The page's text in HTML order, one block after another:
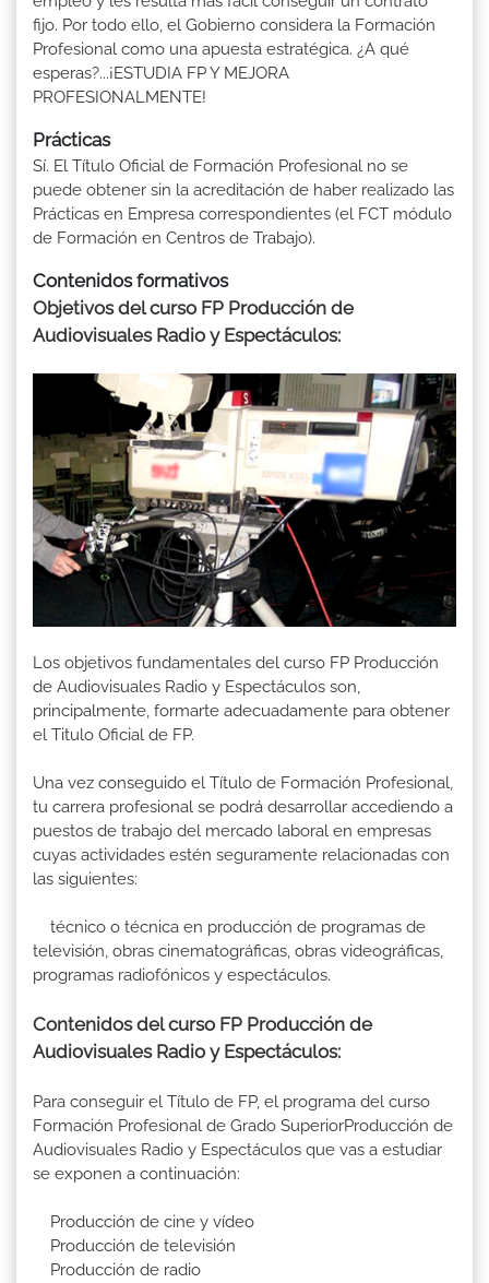
fijo. Por todo ello, el Gobierno considera la Formación
Profesional como una apuesta estratégica. ¿A qué
esperas?...¡ESTUDIA FP Y MEJORA
PROFESIONALMENTE!
Prácticas
Sí. El Título Oficial de Formación Profesional no se
puede obtener sin la acreditación de haber realizado las
Prácticas en Empresa correspondientes (el FCT módulo
de Formación en Centros de Trabajo).
Contenidos formativos
Objetivos del curso FP Producción de
Audiovisuales Radio y Espectáculos:
Los objetivos fundamentales del curso FP Producción
de Audiovisuales Radio y Espectáculos son,
principalmente, formarte adecuadamente para obtener
el Titulo Oficial de FP.
Una vez conseguido el Título de Formación Profesional,
tu carrera profesional se podrá desarrollar accediendo a
puestos de trabajo del mercado laboral en empresas
cuyas actividades estén seguramente relacionadas con
las siguientes:
técnico o técnica en producción de programas de
televisión, obras cinematográficas, obras videográficas,
programas radiofónicos y espectáculos.
Contenidos del curso FP Producción de
Audiovisuales Radio y Espectáculos:
Para conseguir el Título de FP, el programa del curso
Formación Profesional de Grado SuperiorProducción de
Audiovisuales Radio y Espectáculos que vas a estudiar
se exponen a continuación:
Producción de cine y vídeo
Producción de televisión
Producción de radio